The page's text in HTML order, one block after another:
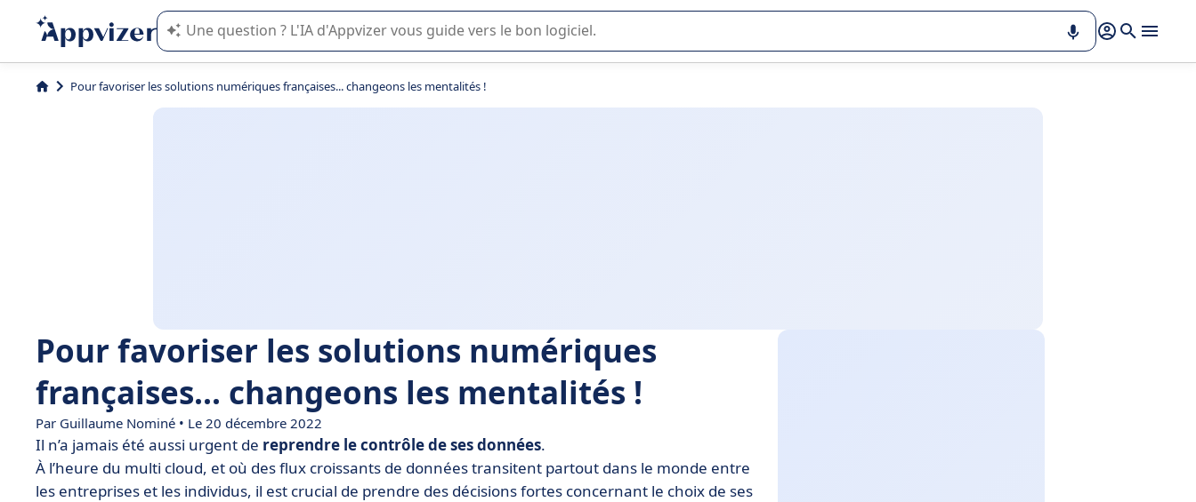
L'IA de Appvizer vous guide dans l'utilisation ou la sélection de logiciel SaaS en entreprise.
Pour favoriser les solutions numériques françaises... changeons les mentalités !
Pour favoriser les solutions numériques
françaises... changeons les mentalités !
Par Guillaume Nominé • Le 20 décembre 2022
Il n’a jamais été aussi urgent de reprendre le contrôle de ses données.
À l’heure du multi cloud, et où des flux croissants de données transitent partout dans le monde entre
les entreprises et les individus, il est crucial de prendre des décisions fortes concernant le choix de ses